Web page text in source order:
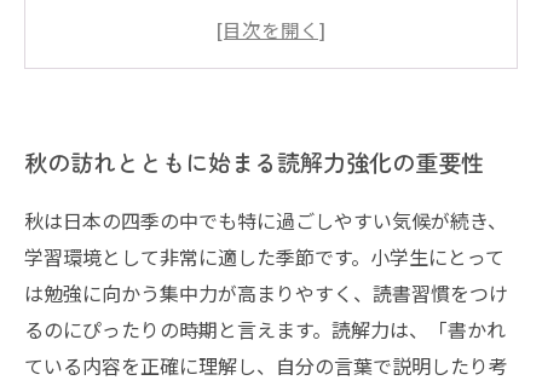
家庭でできるサポート方法と親子の関わり方
秋の訪れとともに始まる読解力強化の重要性
秋は日本の四季の中でも特に過ごしやすい気候が続き、
学習環境として非常に適した季節です。小学生にとって
は勉強に向かう集中力が高まりやすく、読書習慣をつけ
るのにぴったりの時期と言えます。読解力は、「書かれ
ている内容を正確に理解し、自分の言葉で説明したり考